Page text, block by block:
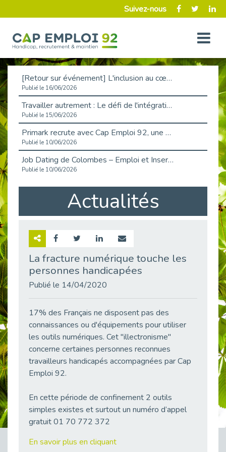
Suivez-nous
[Retour sur événement] L'inclusion au cœur de la Place de l'Emploi à La Défense !
Publié le 16/06/2026
Travailler autrement : Le défi de l'intégration des maladies chroniques en entreprise
Publié le 15/06/2026
Primark recrute avec Cap Emploi 92, une matinée couronnée de succès !
Publié le 10/06/2026
Job Dating de Colombes – Emploi et Insertion
Publié le 10/06/2026
Aborder l'entretien et la situation de handicap en toute confiance
Publié le 09/06/2026
Retour sur l’atelier « Optimiser sa recherche d’emploi »
Et si le handicap ne définissait plus la carrière ?
« Confiance en soi et acceptation du handicap » : un levier puissant vers l’emploi
Publié le 22/05/2026
Handicap et emploi : une matinée pour briser les tabous
Publié le 21/05/2026
Publié le 12/05/2026
Publié le 12/05/2026
Actualités
La fracture numérique touche les
personnes handicapées
Publié le 14/04/2020
17% des Français ne disposent pas des
connaissances ou d'équipements pour utiliser
les outils numériques. Cet "illectronisme"
concerne certaines personnes reconnues
travailleurs handicapés accompagnées par Cap
Emploi 92.
En cette période de confinement 2 outils
simples existes et surtout un numéro d’appel
gratuit 01 70 772 372
En savoir plus en cliquant